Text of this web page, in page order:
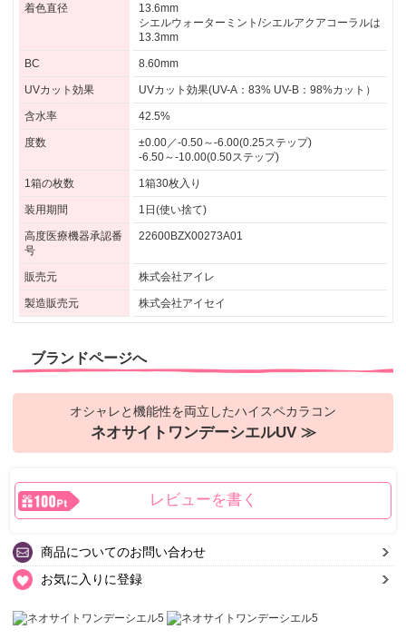
着色直径
13.6mm
シエルウォーターミント/シエルアクアコーラルは
13.3mm
BC 8.60mm
UVカット効果 UVカット効果(UV-A：83% UV-B：98%カット）
含水率 42.5%
度数
±0.00／-0.50～-6.00(0.25ステップ)
-6.50～-10.00(0.50ステップ)
1箱の枚数 1箱30枚入り
装用期間 1日(使い捨て)
高度医療機器承認番
号
22600BZX00273A01
販売元 株式会社アイレ
製造販売元 株式会社アイセイ
ブランドページへ
オシャレと機能性を両立したハイスペカラコン
ネオサイトワンデーシエルUV ≫
レビューを書く
商品についてのお問い合わせ
お気に入りに登録